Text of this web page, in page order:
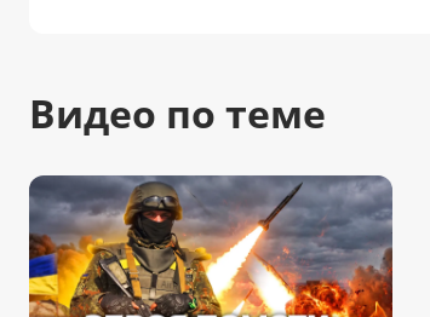
Видео по теме